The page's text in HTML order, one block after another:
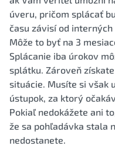
úveru, pričom splácať
času závisí od
Môže to byť na 3
Splácanie iba úrokov
splátku. Zároveň
situácie. Musíte si však
ústupok, za ktorý
Pokiaľ nedokážete ani
že sa pohľadávka stala
nedostanete.